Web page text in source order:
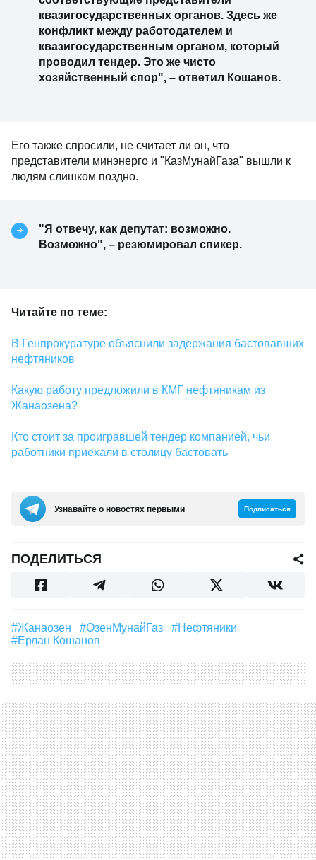
квазигосударственных органов. Здесь же
конфликт между работодателем и
квазигосударственным органом, который
проводил тендер. Это же чисто
хозяйственный спор", – ответил Кошанов.
Его также спросили, не считает ли он, что
представители минэнерго и "КазМунайГаза" вышли к
людям слишком поздно.
"Я отвечу, как депутат: возможно.
Возможно", – резюмировал спикер.
Читайте по теме:
В Генпрокуратуре объяснили задержания бастовавших
нефтяников
Какую работу предложили в КМГ нефтяникам из
Жанаозена?
Кто стоит за проигравшей тендер компанией, чьи
работники приехали в столицу бастовать
Узнавайте о новостях первыми Подписаться
ПОДЕЛИТЬСЯ
#Жанаозен #ОзенМунайГаз
#нефтяники
#Ерлан Кошанов